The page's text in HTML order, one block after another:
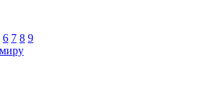
6 7 8 9